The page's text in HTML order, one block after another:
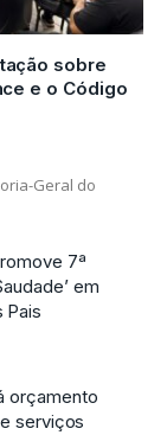
sobre
e o Código
Geral do
7ª
em
Pais
orçamento
serviços